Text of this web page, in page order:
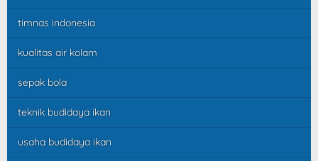
timnas indonesia
kualitas air kolam
sepak bola
teknik budidaya ikan
usaha budidaya ikan